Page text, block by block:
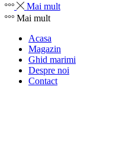
Mai mult
Mai mult
Acasa
Magazin
Ghid marimi
Despre noi
Contact